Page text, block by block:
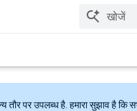
तौर पर उपलब्ध है. हमारा सुझाव है